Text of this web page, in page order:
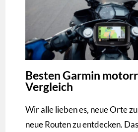
Besten Garmin
Vergleich
Wir alle lieben es, neue Orte
neue Routen zu entdecken.